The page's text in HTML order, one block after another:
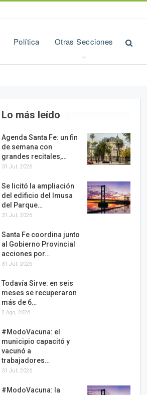
Política Otras Secciones
Lo más leído
Agenda Santa Fe: un fin
de semana con
grandes recitales,…
31 Jul, 2026
Se licitó la ampliación
del edificio del Imusa
del Parque…
31 Jul, 2026
Santa Fe coordina junto
al Gobierno Provincial
acciones por…
31 Jul, 2026
Todavía Sirve: en seis
meses se recuperaron
más de 6…
2 Ago, 2026
#ModoVacuna: el
municipio capacitó y
vacunó a
trabajadores…
31 Jul, 2026
#ModoVacuna: la